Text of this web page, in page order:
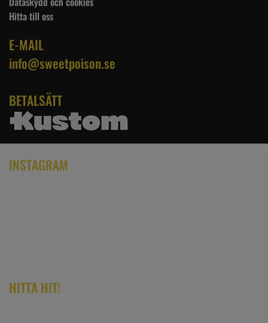
Hitta till oss
E-MAIL
info@sweetpoison.se
BETALSÄTT
INSTAGRAM
HITTA HIT!